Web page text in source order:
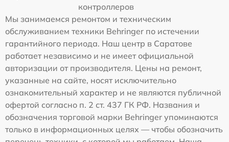
контроллеров
Мы занимаемся ремонтом и техническим
обслуживанием техники Behringer по истечении
гарантийного периода. Наш центр в Саратове
работает независимо и не имеет официальной
авторизации от производителя. Цены на ремонт,
указанные на сайте, носят исключительно
ознакомительный характер и не являются публичной
офертой согласно п. 2 ст. 437 ГК РФ. Названия и
обозначения торговой марки Behringer упоминаются
только в информационных целях — чтобы обозначить